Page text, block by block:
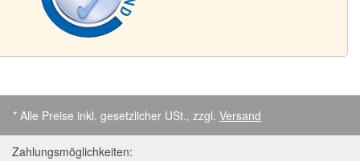
* Alle Preise inkl. gesetzlicher USt., zzgl. Versand
Zahlungsmöglichkeiten: